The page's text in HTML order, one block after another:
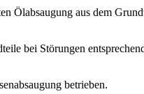
Ölabsaugung aus dem
bei Störungen
betrieben.